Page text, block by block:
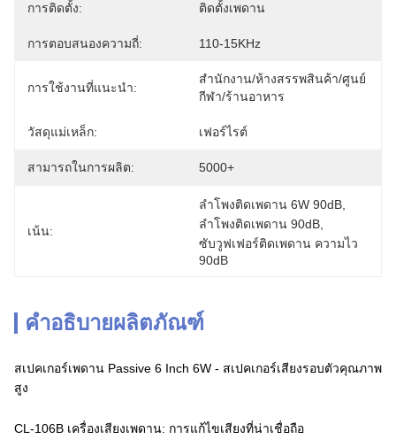
การติดตั้ง: ติดตั้งเพดาน
การตอบสนองความถี่: 110-15KHz
การใช้งานที่แนะนำ:
สำนักงาน/ห้างสรรพสินค้า/ศูนย์
กีฬา/ร้านอาหาร
วัสดุแม่เหล็ก: เฟอร์ไรต์
สามารถในการผลิต: 5000+
เน้น:
ลำโพงติดเพดาน 6W 90dB
ลำโพงติดเพดาน 90dB
ซับวูฟเฟอร์ติดเพดาน ความไว
90dB
คำอธิบายผลิตภัณฑ์
สเปคเกอร์เพดาน Passive 6 Inch 6W - สเปคเกอร์เสียงรอบตัวคุณภาพ
สูง
CL-106B เครื่องเสียงเพดาน: การแก้ไขเสียงที่น่าเชื่อถือ